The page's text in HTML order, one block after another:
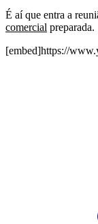
É aí que entra a
comercial preparada.
[embed]https://